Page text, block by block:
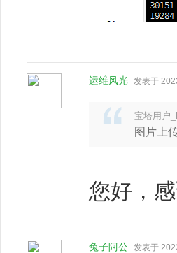
运维风光 发表于
宝塔用户
图片上
您好，
兔子阿公 发表于